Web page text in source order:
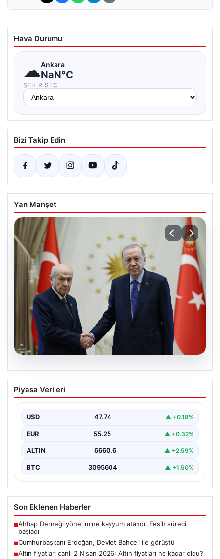
Hava Durumu
☁Ankara
NaN°C
ŞEHIR SEÇ
Bizi Takip Edin
Yan Manşet
06.08.2026
Cumhurbaşkanı Erdoğan, Devlet
Bahçeli ile görüştü
Piyasa Verileri
USD 47.74 ▲ +0.18%
EUR 55.25 ▲ +0.32%
ALTIN 6660.6 ▲ +2.59%
BTC 3095604 ▲ +1.50%
Son Eklenen Haberler
■Ahbap Derneği yönetimine kayyum atandı. Fesih süreci
başladı
■Cumhurbaşkanı Erdoğan, Devlet Bahçeli ile görüştü
■Altın fiyatları canlı 2 Nisan 2026: Altın fiyatları ne kadar oldu?